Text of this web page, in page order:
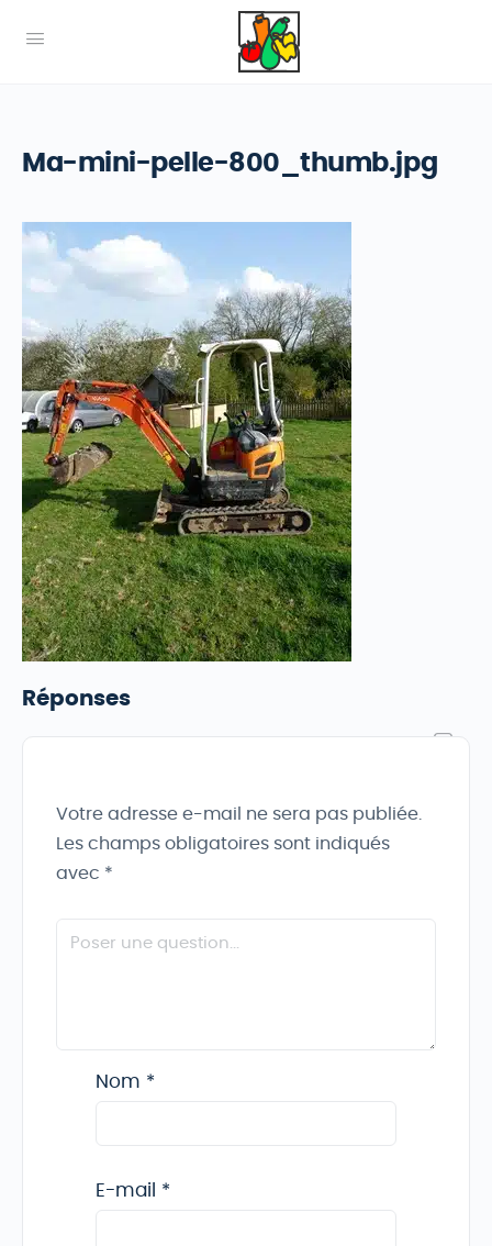
Ma-mini-pelle-800_thumb.jpg
Réponses
Votre adresse e-mail ne sera pas publiée.
Les champs obligatoires sont indiqués
avec *
Nom *
E-mail *